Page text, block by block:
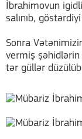
İbrahimovun
salınıb,
Sonra
vermiş
tər güllər